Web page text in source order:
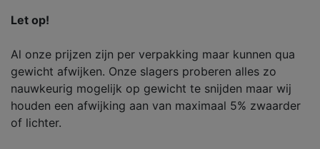
Let op!
Al onze prijzen zijn per verpakking maar kunnen qua
gewicht afwijken. Onze slagers proberen alles zo
nauwkeurig mogelijk op gewicht te snijden maar wij
houden een afwijking aan van maximaal 5% zwaarder
of lichter.